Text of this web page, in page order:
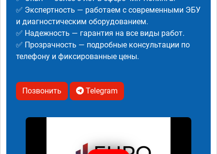
✅ Экспертность — работаем с современными ЭБУ
и диагностическим оборудованием.
✅ Надежность — гарантия на все виды работ.
✅ Прозрачность — подробные консультации по
телефону и фиксированные цены.
Позвонить Telegram